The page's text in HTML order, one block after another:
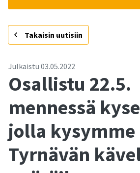
- Takaisin uutisiin
Julkaistu 03.05.2022
Osallistu 22.5.
mennessä
jolla kysymme
Tyrnävän